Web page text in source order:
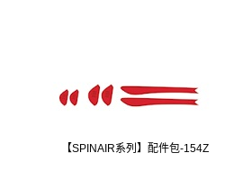
【SPINAIR系列】配件包-154Z